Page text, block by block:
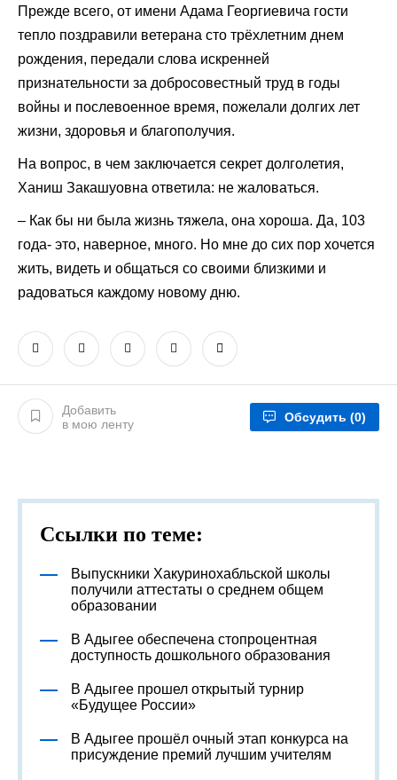
Прежде всего, от имени Адама Георгиевича гости
тепло поздравили ветерана сто трёхлетним днем
рождения, передали слова искренней
признательности за добросовестный труд в годы
войны и послевоенное время, пожелали долгих лет
жизни, здоровья и благополучия.
На вопрос, в чем заключается секрет долголетия,
Ханиш Закашуовна ответила: не жаловаться.
– Как бы ни была жизнь тяжела, она хороша. Да, 103
года- это, наверное, много. Но мне до сих пор хочется
жить, видеть и общаться со своими близкими и
радоваться каждому новому дню.
Добавить
в мою ленту
Обсудить (0)
Ссылки по теме:
Выпускники Хакуринохабльской школы
получили аттестаты о среднем общем
образовании
В Адыгее обеспечена стопроцентная
доступность дошкольного образования
В Адыгее прошел открытый турнир
«Будущее России»
В Адыгее прошёл очный этап конкурса на
присуждение премий лучшим учителям